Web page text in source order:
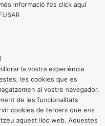
informació fes click aquí
la vostra experiència
les cookies que es
al vostre navegador,
de les funcionalitats
cookies de tercers que ens
aquest lloc web. Aquestes